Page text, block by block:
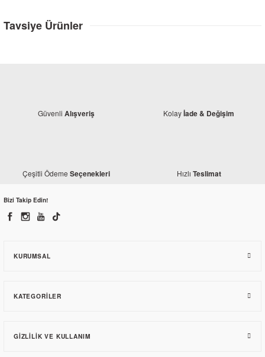
Tavsiye Ürünler
Güvenli Alışveriş Kolayİade & Değişim
Çeşitli Ödeme Seçenekleri Hızlı Teslimat
Bizi Takip Edin!
KURUMSAL
KATEGORILER
GIZLILIK VE KULLANIM